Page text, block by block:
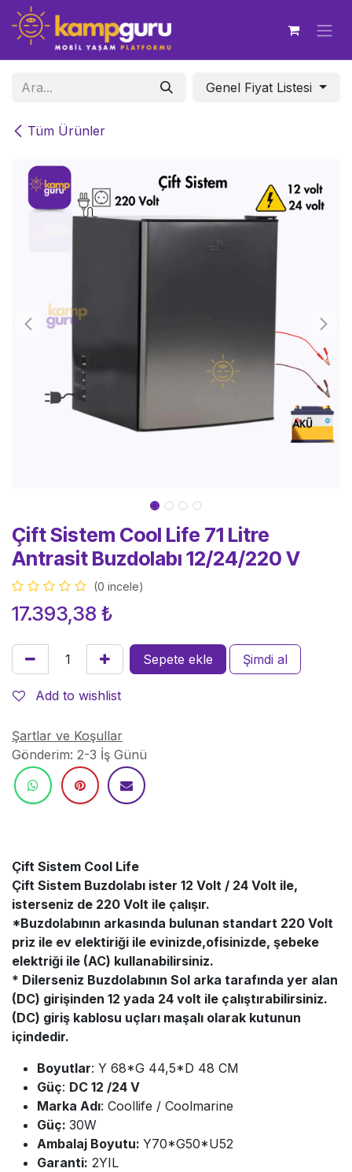
İçereği Atla
Tüm Ürünler
Genel Fiyat Listesi
Çift Sistem Cool Life 71 Litre
Antrasit Buzdolabı 12/24/220 V
(0 incele)
17.393,38 ₺
Sepete ekle Şimdi al
Add to wishlist
Şartlar ve Koşullar
Gönderim: 2-3 İş Günü
Çift Sistem Cool Life
Çift Sistem Buzdolabı ister 12 Volt / 24 Volt ile,
isterseniz de 220 Volt ile çalışır.
*Buzdolabının arkasında bulunan standart 220 Volt
priz ile ev elektiriği ile evinizde,ofisinizde, şebeke
elektriği ile (AC) kullanabilirsiniz.
* Dilerseniz Buzdolabının Sol arka tarafında yer alan
(DC) girişinden 12 yada 24 volt ile çalıştırabilirsiniz.
(DC) giriş kablosu uçları maşalı olarak kutunun
içindedir.
Boyutlar: Y 68*G 44,5*D 48 CM
Güç: DC 12 /24 V
Marka Adı: Coollife / Coolmarine
Güç: 30W
Ambalaj Boyutu: Y70*G50*U52
Garanti: 2YIL